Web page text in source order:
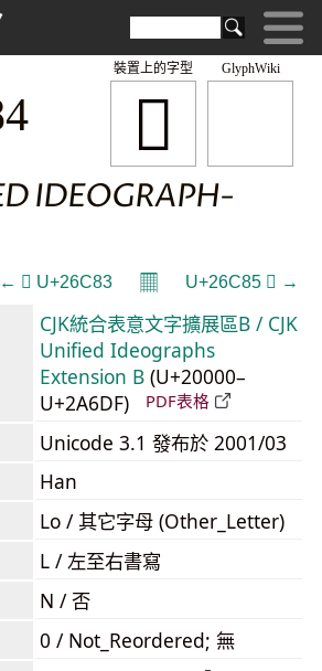
GlyphWiki
𦲄
裝置上的字型
IDEOGRAPH-
← 𦲃 U+26C83 𝄜 U+26C85 𦲅 →
CJK統合表意文字擴展區B / CJK
Unified Ideographs
Extension B (U+20000–
U+2A6DF)
PDF表格
Unicode 3.1 發布於 2001/03
Han
Lo / 其它字母 (Other_Letter)
L / 左至右書寫
N / 否
0 / Not_Reordered; 無